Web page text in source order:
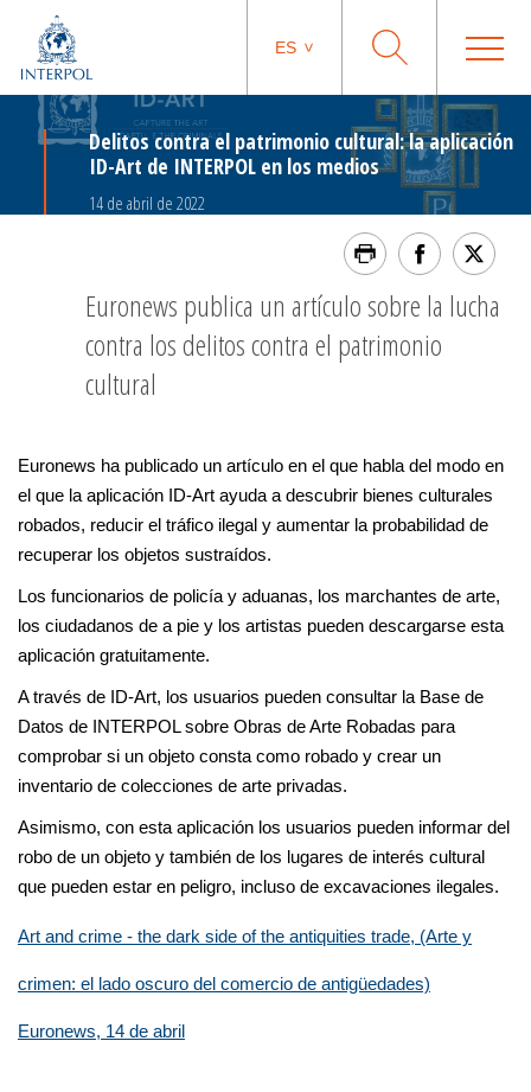
ES
Delitos contra el patrimonio cultural: la aplicación
ID-Art de INTERPOL en los medios
14 de abril de 2022
Euronews publica un artículo sobre la lucha
contra los delitos contra el patrimonio
cultural
Euronews ha publicado un artículo en el que habla del modo en
el que la aplicación ID-Art ayuda a descubrir bienes culturales
robados, reducir el tráfico ilegal y aumentar la probabilidad de
recuperar los objetos sustraídos.
Los funcionarios de policía y aduanas, los marchantes de arte,
los ciudadanos de a pie y los artistas pueden descargarse esta
aplicación gratuitamente.
A través de ID-Art, los usuarios pueden consultar la Base de
Datos de INTERPOL sobre Obras de Arte Robadas para
comprobar si un objeto consta como robado y crear un
inventario de colecciones de arte privadas.
Asimismo, con esta aplicación los usuarios pueden informar del
robo de un objeto y también de los lugares de interés cultural
que pueden estar en peligro, incluso de excavaciones ilegales.
Art and crime - the dark side of the antiquities trade, (Arte y
crimen: el lado oscuro del comercio de antigüedades)
Euronews, 14 de abril